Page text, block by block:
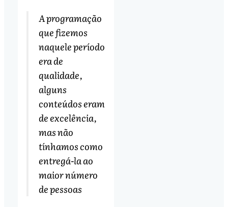
A programação
que fizemos
naquele período
era de
qualidade,
alguns
conteúdos eram
de excelência,
mas não
tínhamos como
entregá-la ao
maior número
de pessoas